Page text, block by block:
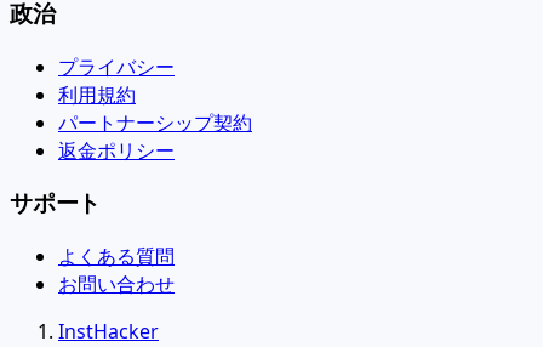
政治
プライバシー
利用規約
パートナーシップ契約
返金ポリシー
サポート
よくある質問
お問い合わせ
InstHacker